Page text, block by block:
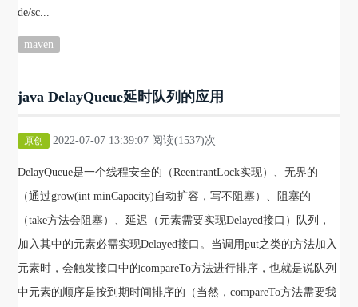
de/sc...
maven
java DelayQueue延时队列的应用
原创 2022-07-07 13:39:07 阅读(1537)次
DelayQueue是一个线程安全的（ReentrantLock实现）、无界的
（通过grow(int minCapacity)自动扩容，写不阻塞）、阻塞的
（take方法会阻塞）、延迟（元素需要实现Delayed接口）队列，
加入其中的元素必需实现Delayed接口。当调用put之类的方法加入
元素时，会触发接口中的compareTo方法进行排序，也就是说队列
中元素的顺序是按到期时间排序的（当然，compareTo方法需要我